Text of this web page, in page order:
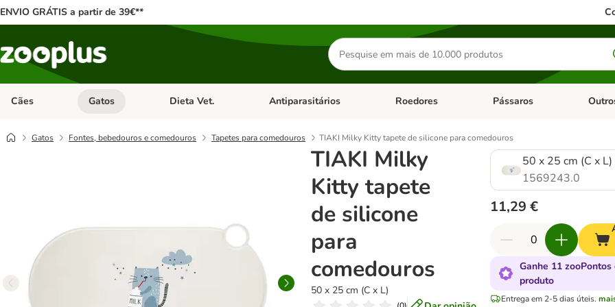
ENVIO GRÁTIS a partir de 39€**
Pesquisar
produtos
Cães Abrir menu de categoria: Cães
Gatos Abrir menu de categoria: Gatos
Dieta Vet. Abrir menu de categoria: Dieta Vet.
Antiparasitários Abrir menu de categoria: Antiparasitários
Roedores Abrir menu de categoria:
Pássaros Abrir
Gatos Fontes, bebedouros e comedouros Tapetes para comedouros TIAKI Milky Kitty tapete de silicone para comedouros
TIAKI Milky
Kitty tapete
de silicone
para
comedouros
50 x 25 cm (C x L)
50 x 25 cm (C x L)
1569243.0
11,29 €
Ganhe 11 zooPontos
produto
Entrega em 2-5 dias úteis.